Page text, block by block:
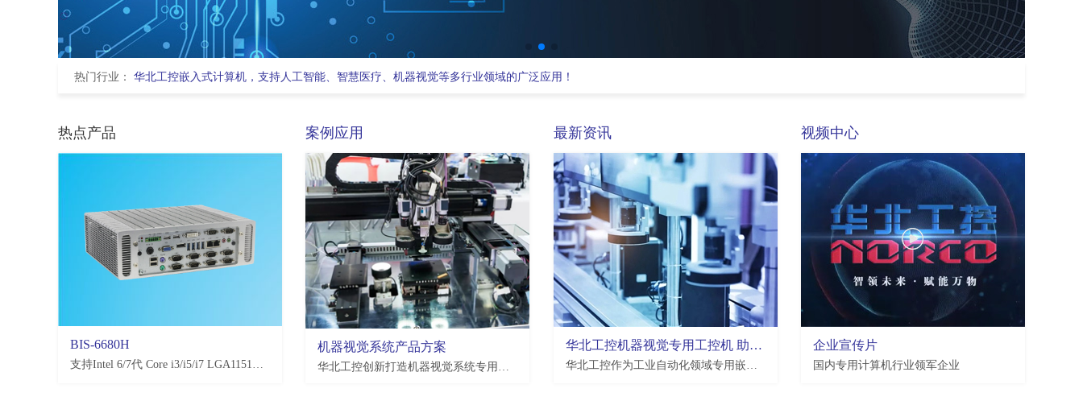
热门行业： 华北工控嵌入式计算机，支持人工智能、智慧医疗、机器视觉等多行业领域的广泛应用！
热点产品
BIS-6680H
支持Intel 6/7代 Core i3/i5/i7 LGA1151处理器，H110/Q170/C236，4*USB3.0, 4*USB2.0，2-10*COM(可选)
EMB-3581
瑞芯微Rockchip RK3568 处理器,2*LAN,4*USB3.0,4*USB2.0,7*COM,3.5寸板
EMB-3512
支持恩智浦NXP i.MX8M Plus处理器,2*LAN,2*USB2.0,4*USB3.0,10*COM,3.5寸板
案例应用
机器视觉系统产品方案
华北工控创新打造机器视觉系统专用工业整机
最新资讯
华北工控机器视觉专用工控机 助推工业自动化发展提速
华北工控作为工业自动化领域专用嵌入式工控计算机产品提供商，紧跟智能制造发展大势，创新推出了一系列机器视觉专用工控机。
视频中心
企业宣传片
国内专用计算机行业领军企业